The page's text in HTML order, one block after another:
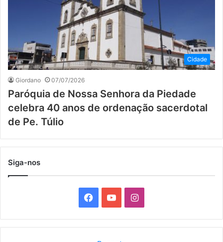
Cidade
Giordano 07/07/2026
Paróquia de Nossa Senhora da Piedade
celebra 40 anos de ordenação sacerdotal
de Pe. Túlio
Siga-nos
a
o
I
n